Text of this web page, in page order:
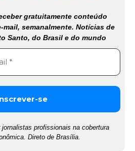
gratuitamente conteúdo
semanalmente. Notícias de
Santo, do Brasil e do mundo
profissionais na cobertura
Direto de Brasília.